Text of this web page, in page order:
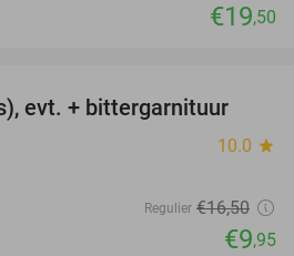
€19,50
40%
evt. + bittergarnituur
10.0 star
Regulier €16,50
€9,95